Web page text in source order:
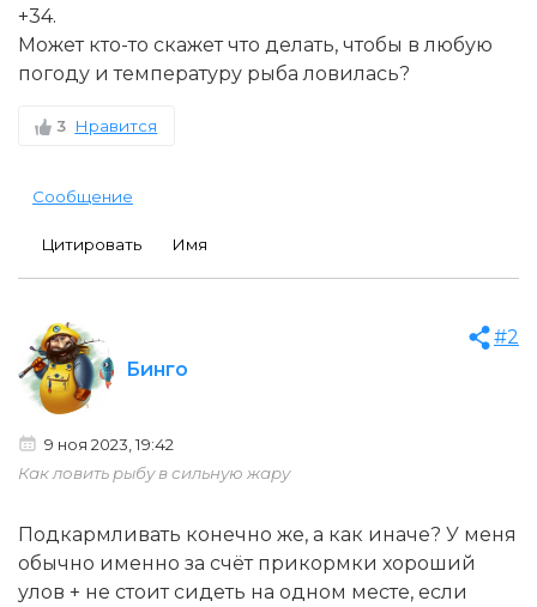
+34.
Может кто-то скажет что делать, чтобы в любую
погоду и температуру рыба ловилась?
3 Нравится
Сообщение
Цитировать Имя
Бинго
#2
9 ноя 2023, 19:42
Как ловить рыбу в сильную жару
Подкармливать конечно же, а как иначе? У меня
обычно именно за счёт прикормки хороший
улов + не стоит сидеть на одном месте, если